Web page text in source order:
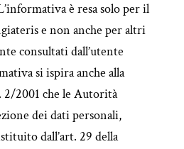
è resa solo per il
e non anche per altri
consultati dall’utente
si ispira anche alla
2/2001 che le Autorità
dei dati personali,
dall’art. 29 della